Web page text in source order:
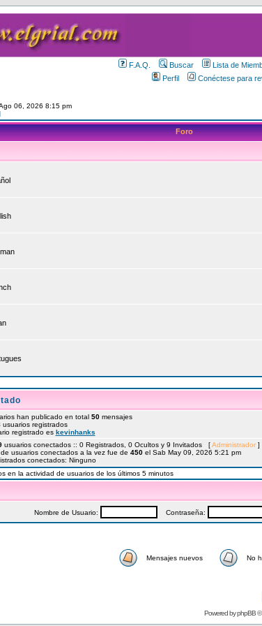
F.A.Q. Buscar Lista de
Perfil
Conéctese para
06, 2026 8:15 pm
Foro
han publicado en total 50mensajes
usuarios registrados
registrado es kevinhanks
usuarios conectados :: 0 Registrados, 0 Ocultos y 9 Invitados [Administrador]
de usuarios conectados a la vez fue de 450el Sab May 09, 2026 5:21 pm
conectados: Ninguno
en la actividad de usuarios de los últimos 5 minutos
Nombre de Usuario: Contraseña:
Mensajes nuevos No
Powered byphpBB©